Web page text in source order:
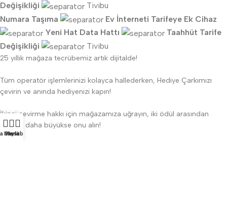
Değişikliği
Tivibu
Numara Taşıma
Ev İnterneti Tarifeye Ek Cihaz
Yeni Hat Data Hattı Taahhüt Tarife
Değişikliği
Tivibu
25 yıllık mağaza tecrübemiz artık dijitalde!
Tüm operatör işlemlerinizi kolayca hallederken, Hediye Çarkımızı
çevirin ve anında hediyenizi kapın!
İkinci çevirme hakkı için mağazamıza uğrayın, iki ödül arasından
hangisi daha büyükse onu alın!
Sayfa
Menü
Hesabım